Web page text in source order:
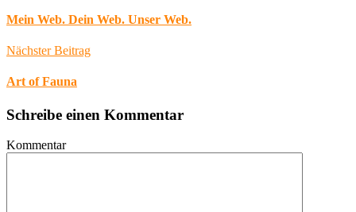
Mein Web. Dein Web. Unser Web.
Nächster Beitrag
Art of Fauna
Schreibe einen Kommentar
Kommentar